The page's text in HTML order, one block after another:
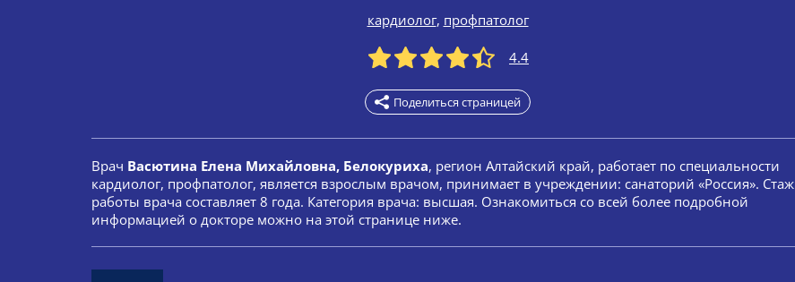
кардиолог, профпатолог
4.4
Поделиться страницей
Врач Васютина Елена Михайловна, Белокуриха, регион Алтайский край, работает по специальности
кардиолог, профпатолог, является взрослым врачом, принимает в учреждении: санаторий «Россия». Стаж
работы врача составляет 8 года. Категория врача: высшая. Ознакомиться со всей более подробной
информацией о докторе можно на этой странице ниже.